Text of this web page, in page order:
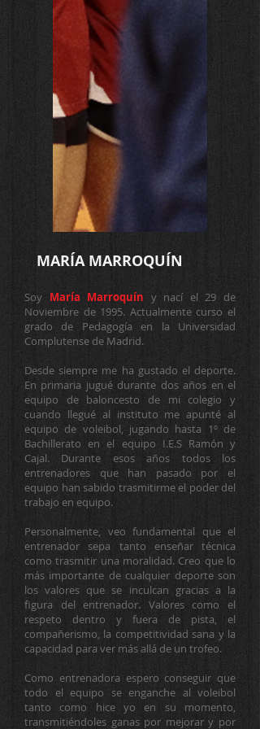
MARÍA MARROQUÍN
Soy María Marroquín y nací el 29 de
Noviembre de 1995. Actualmente curso el
grado de Pedagogía en la Universidad
Complutense de Madrid.
Desde siempre me ha gustado el deporte.
En primaria jugué durante dos años en el
equipo de baloncesto de mi colegio y
cuando llegué al instituto me apunté al
equipo de voleibol, jugando hasta 1º de
Bachillerato en el equipo I.E.S Ramón y
Cajal. Durante esos años todos los
entrenadores que han pasado por el
equipo han sabido trasmitirme el poder del
trabajo en equipo.
Personalmente, veo fundamental que el
entrenador sepa tanto enseñar técnica
como trasmitir una moralidad. Creo que lo
más importante de cualquier deporte son
los valores que se inculcan gracias a la
figura del entrenador. Valores como el
respeto dentro y fuera de pista, el
compañerismo, la competitividad sana y la
capacidad para ver más allá de un trofeo.
Como entrenadora espero conseguir que
todo el equipo se enganche al voleibol
tanto como hice yo en su momento,
transmitiéndoles ganas por mejorar y por